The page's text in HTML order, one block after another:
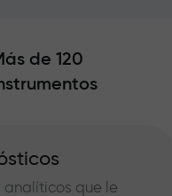
de 120
analíticos que le